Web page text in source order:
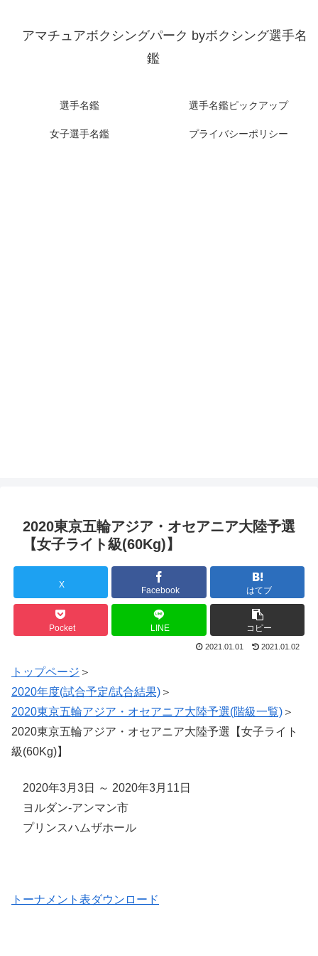
アマチュアボクシングパーク byボクシング選手名
鑑
選手名鑑 選手名鑑ピックアップ
女子選手名鑑 プライバシーポリシー
2020東京五輪アジア・オセアニア大陸予選
【女子ライト級(60Kg)】
X
Facebook はてブ
Pocket LINE コピー
2021.01.01 2021.01.02
トップページ ＞
2020年度(試合予定/試合結果) ＞
2020東京五輪アジア・オセアニア大陸予選(階級一覧) ＞
2020東京五輪アジア・オセアニア大陸予選【女子ライト
級(60Kg)】
2020年3月3日 ～ 2020年3月11日
ヨルダン-アンマン市
プリンスハムザホール
トーナメント表ダウンロード